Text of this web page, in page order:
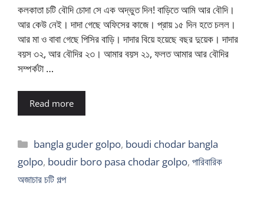
কলকাতা চটি বৌদি চোদা সে এক অদ্ভুত দিন! বাড়িতে আমি আর বৌদি।
আর কেউ নেই। দাদা গেছে অফিসের কাজে। প্রায় ১৫ দিন হতে চলল।
আর মা ও বাবা গেছে পিসির বাড়ি। দাদার বিয়ে হয়েছে বছর দুয়েক। দাদার
বয়স ৩২, আর বৌদির ২৩। আমার বয়স ২১, ফলত আমার আর বৌদির
সম্পর্কটা …
Read more
Categories
bangla guder golpo, boudi chodar bangla
golpo, boudir boro pasa chodar golpo, পারিবারিক
অজাচার চটি গল্প